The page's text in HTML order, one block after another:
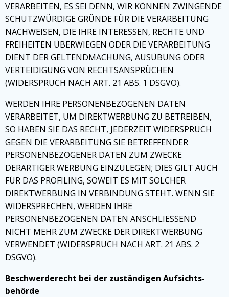
VERARBEITEN, ES SEI DENN, WIR KÖNNEN ZWINGENDE
SCHUTZWÜRDIGE GRÜNDE FÜR DIE VERARBEITUNG
NACHWEISEN, DIE IHRE INTERESSEN, RECHTE UND
FREIHEITEN ÜBERWIEGEN ODER DIE VERARBEITUNG
DIENT DER GELTENDMACHUNG, AUSÜBUNG ODER
VERTEIDIGUNG VON RECHTSANSPRÜCHEN
(WIDERSPRUCH NACH ART. 21 ABS. 1 DSGVO).
WERDEN IHRE PERSONENBEZOGENEN DATEN
VERARBEITET, UM DIREKTWERBUNG ZU BETREIBEN,
SO HABEN SIE DAS RECHT, JEDERZEIT WIDERSPRUCH
GEGEN DIE VERARBEITUNG SIE BETREFFENDER
PERSONENBEZOGENER DATEN ZUM ZWECKE
DERARTIGER WERBUNG EINZULEGEN; DIES GILT AUCH
FÜR DAS PROFILING, SOWEIT ES MIT SOLCHER
DIREKTWERBUNG IN VERBINDUNG STEHT. WENN SIE
WIDERSPRECHEN, WERDEN IHRE
PERSONENBEZOGENEN DATEN ANSCHLIESSEND
NICHT MEHR ZUM ZWECKE DER DIREKTWERBUNG
VERWENDET (WIDERSPRUCH NACH ART. 21 ABS. 2
DSGVO).
Beschwerde­recht bei der zuständigen Aufsichts­
behörde